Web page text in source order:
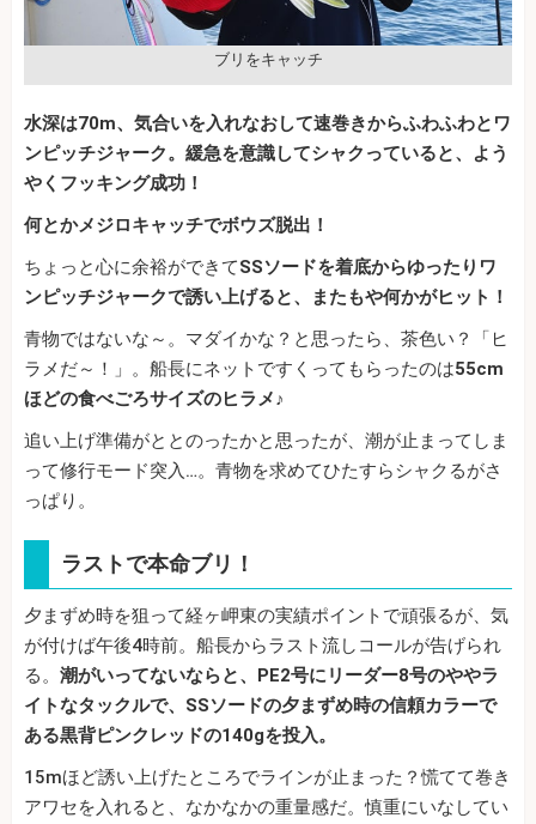
ブリをキャッチ
水深は70m、気合いを入れなおして速巻きからふわふわとワ
ンピッチジャーク。緩急を意識してシャクっていると、よう
やくフッキング成功！
何とかメジロキャッチでボウズ脱出！
ちょっと心に余裕ができてSSソードを着底からゆったりワ
ンピッチジャークで誘い上げると、またもや何かがヒット！
青物ではないな～。マダイかな？と思ったら、茶色い？「ヒ
ラメだ～！」。船長にネットですくってもらったのは55cm
ほどの食べごろサイズのヒラメ♪
追い上げ準備がととのったかと思ったが、潮が止まってしま
って修行モード突入…。青物を求めてひたすらシャクるがさ
っぱり。
ラストで本命ブリ！
夕まずめ時を狙って経ヶ岬東の実績ポイントで頑張るが、気
が付けば午後4時前。船長からラスト流しコールが告げられ
る。 潮がいってないならと、PE2号にリーダー8号のややラ
イトなタックルで、SSソードの夕まずめ時の信頼カラーで
ある黒背ピンクレッドの140gを投入。
15mほど誘い上げたところでラインが止まった？慌てて巻き
アワセを入れると、なかなかの重量感だ。慎重にいなしてい